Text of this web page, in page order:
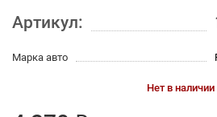
Артикул:
Марка авто
Нет в наличии